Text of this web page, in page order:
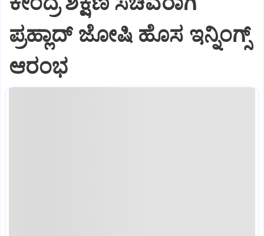
ಪ್ರಹ್ಲಾದ್‌ ಜೋಷಿ ಹೊಸ ಇನ್ನಿಂಗ್ಸ್‌
ಆರಂಭ